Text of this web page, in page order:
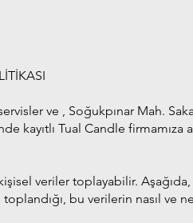
ve , Soğukpınar Mah.
kayıtlı Tual Candle firmamıza
veriler toplayabilir.
bu verilerin nasıl ve